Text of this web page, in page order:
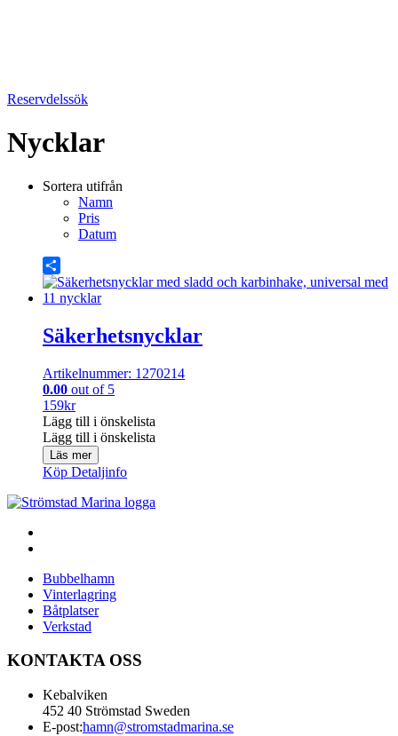
Reservdelssök
Nycklar
Sortera utifrån
Namn
Pris
Datum
Share
Säkerhetsnycklar
Artikelnummer: 1270214
0.00 out of 5
159kr
Lägg till i önskelista
Lägg till i önskelista
Läs mer
Köp Detaljinfo
Bubbelhamn
Vinterlagring
Båtplatser
Verkstad
KONTAKTA OSS
Kebalviken
452 40 Strömstad Sweden
E-post:hamn@stromstadmarina.se